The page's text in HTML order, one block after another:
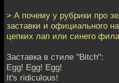
> А почему у рубрики про
заставки и официального
цепких лап или синего
Заставка в стиле "Bitch":
Egg! Egg! Egg!
It's ridiculous!